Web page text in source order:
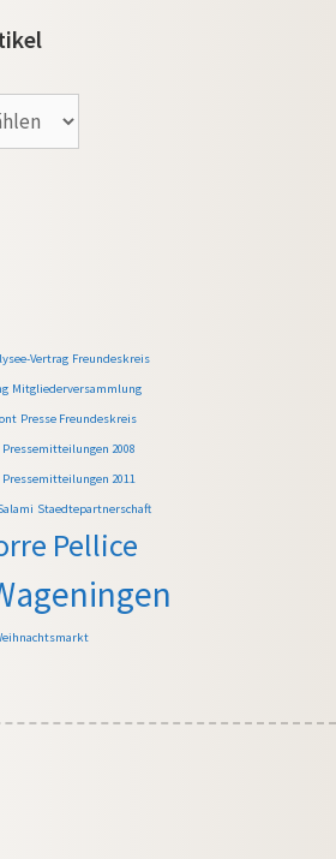
Vertrag Freundeskreis
Mitgliederversammlung
Presse Freundeskreis
Pressemitteilungen 2008
Pressemitteilungen 2011
Staedtepartnerschaft
Pellice